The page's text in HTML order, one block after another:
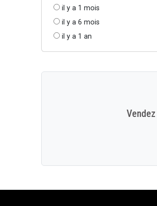
il y a 1 mois
il y a 6 mois
il y a 1 an